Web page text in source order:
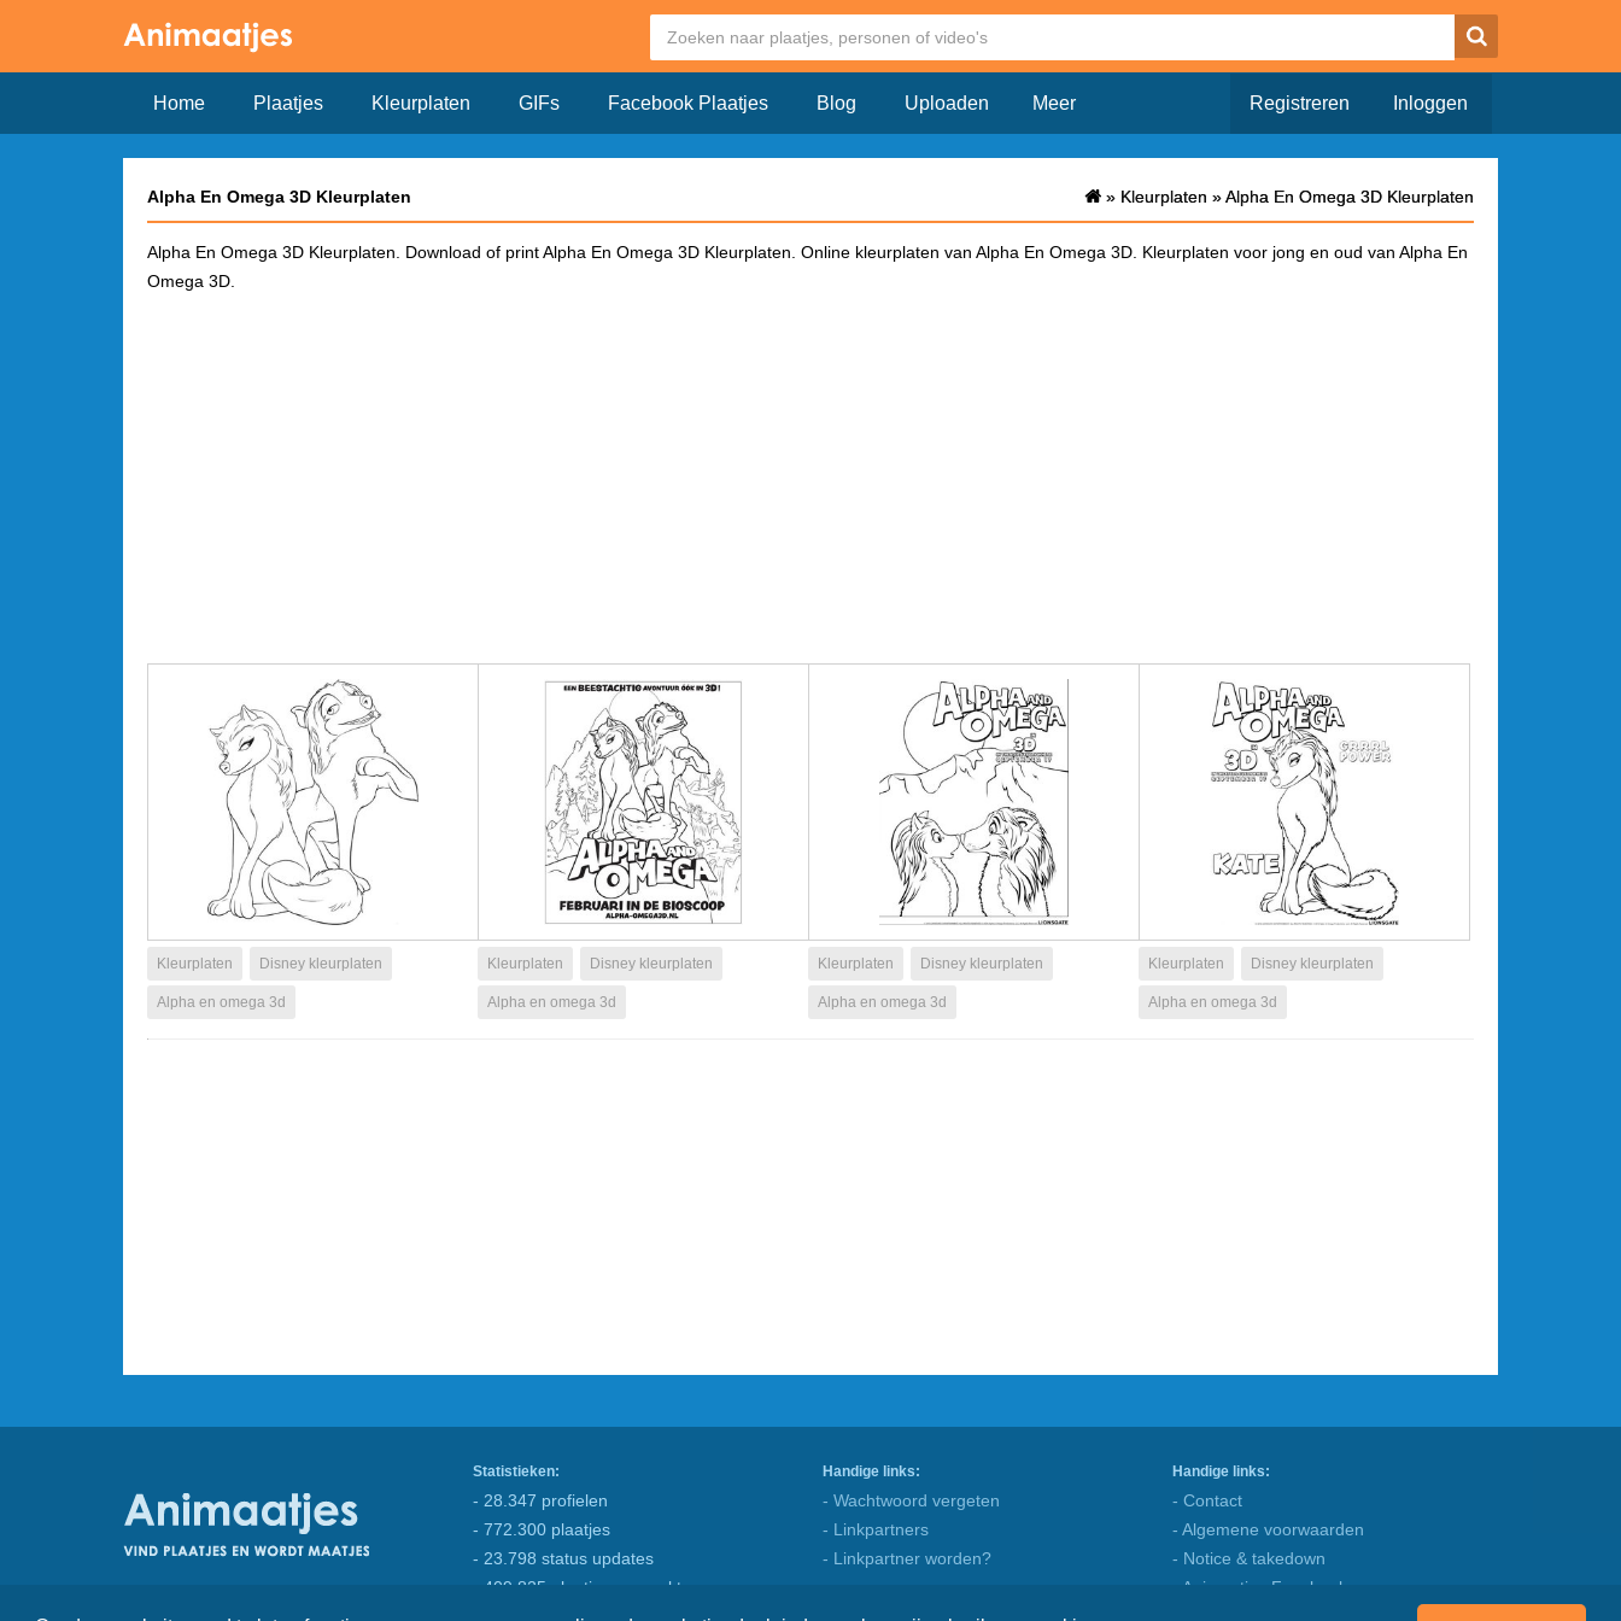
Home Plaatjes Kleurplaten GIFs Facebook Plaatjes Blog Uploaden Meer Registreren Inloggen
Alpha En Omega 3D Kleurplaten » Kleurplaten »Alpha En Omega 3D Kleurplaten
» Kleurplaten »Alpha En Omega 3D Kleurplaten
Alpha En Omega 3D Kleurplaten. Download of print Alpha En Omega 3D Kleurplaten. Online kleurplaten van Alpha En Omega 3D. Kleurplaten voor jong en oud van Alpha En
Omega 3D.
Kleurplaten Disney kleurplaten
Alpha en omega 3d
Kleurplaten Disney kleurplaten
Alpha en omega 3d
Kleurplaten Disney kleurplaten
Alpha en omega 3d
Kleurplaten Disney kleurplaten
Alpha en omega 3d
Statistieken:
- 28.347 profielen
- 772.300 plaatjes
- 23.798 status updates
- 409.825 plaatjes gemaakt
Handige links:
- Wachtwoord vergeten
- Linkpartners
- Linkpartner worden?
Handige links:
- Contact
- Algemene voorwaarden
- Notice & takedown
- Animaatjes Facebook